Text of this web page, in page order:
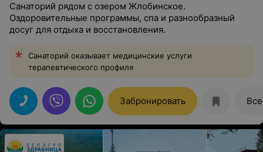
Санаторий рядом с озером Жлобинское.
Оздоровительные программы, спа и разнообразный
досуг для отдыха и восстановления.
Санаторий оказывает медицинские услуги
терапевтического профиля
Забронировать